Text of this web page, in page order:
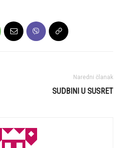
Naredni članak
SUDBINI U SUSRET